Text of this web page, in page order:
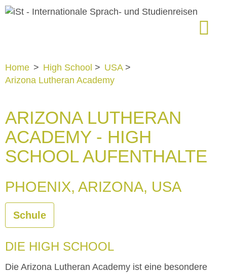
Home > High School > USA>
Arizona Lutheran Academy
ARIZONA LUTHERAN
ACADEMY - HIGH
SCHOOL AUFENTHALTE
PHOENIX, ARIZONA, USA
Schule
DIE HIGH SCHOOL
Die Arizona Lutheran Academy ist eine besondere